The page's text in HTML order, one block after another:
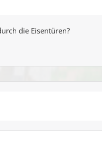
die Eisentüren?